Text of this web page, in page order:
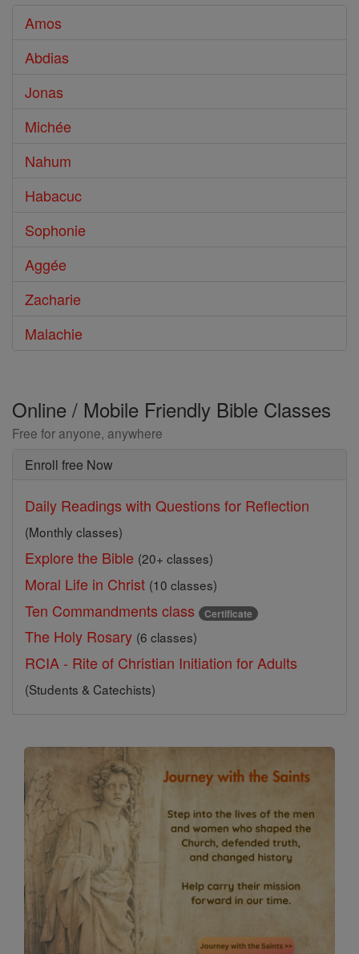
Amos
Abdias
Jonas
Michée
Nahum
Habacuc
Sophonie
Aggée
Zacharie
Malachie
Online / Mobile Friendly Bible Classes
Free for anyone, anywhere
Enroll free Now
Daily Readings with Questions for Reflection
(Monthly classes)
Explore the Bible (20+ classes)
Moral Life in Christ (10 classes)
Ten Commandments class Certificate
The Holy Rosary (6 classes)
RCIA - Rite of Christian Initiation for Adults
(Students & Catechists)